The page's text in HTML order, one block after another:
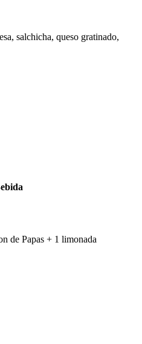
salchicha, queso gratinado,
de Papas + 1 limonada